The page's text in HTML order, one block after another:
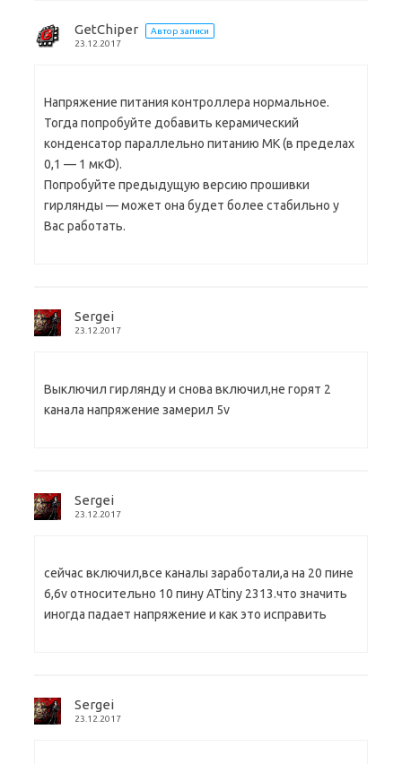
GetChiper
Автор записи
23.12.2017
Напряжение питания контроллера нормальное.
Тогда попробуйте добавить керамический
конденсатор параллельно питанию МК (в пределах
0,1 — 1 мкФ).
Попробуйте предыдущую версию прошивки
гирлянды — может она будет более стабильно у
Вас работать.
Sergei
23.12.2017
Выключил гирлянду и снова включил,не горят 2
канала напряжение замерил 5v
Sergei
23.12.2017
сейчас включил,все каналы заработали,а на 20 пине
6,6v относительно 10 пину ATtiny 2313.что значить
иногда падает напряжение и как это исправить
Sergei
23.12.2017